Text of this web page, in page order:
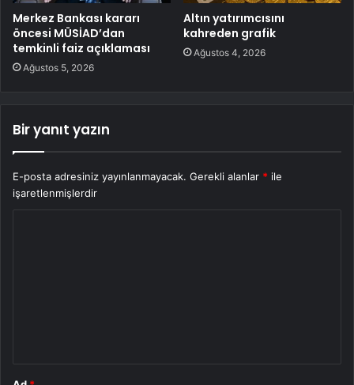
Merkez Bankası kararı
öncesi MÜSİAD’dan
temkinli faiz açıklaması
Ağustos 5, 2026
Altın yatırımcısını
kahreden grafik
Ağustos 4, 2026
Bir yanıt yazın
E-posta adresiniz yayınlanmayacak. Gerekli alanlar * ile
işaretlenmişlerdir